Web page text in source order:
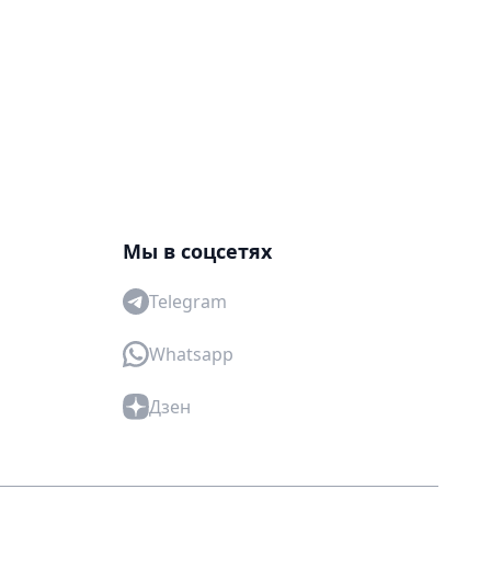
Мы в соцсетях
Telegram
Whatsapp
Дзен